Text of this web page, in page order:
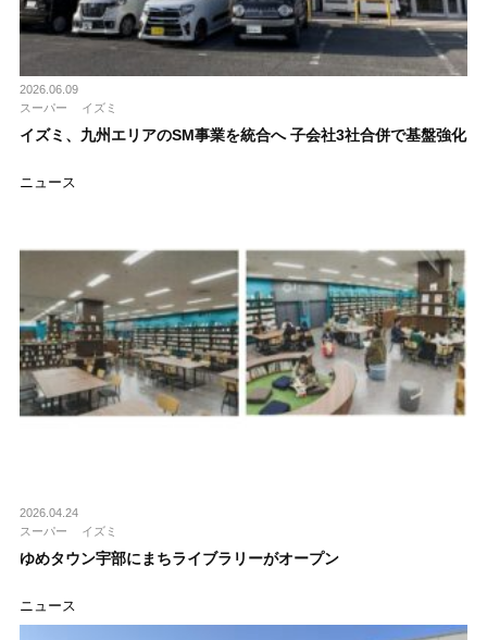
2026.06.09
スーパー
イズミ
イズミ、九州エリアのSM事業を統合へ 子会社3社合併で基盤強化
ニュース
2026.04.24
スーパー
イズミ
ゆめタウン宇部にまちライブラリーがオープン
ニュース